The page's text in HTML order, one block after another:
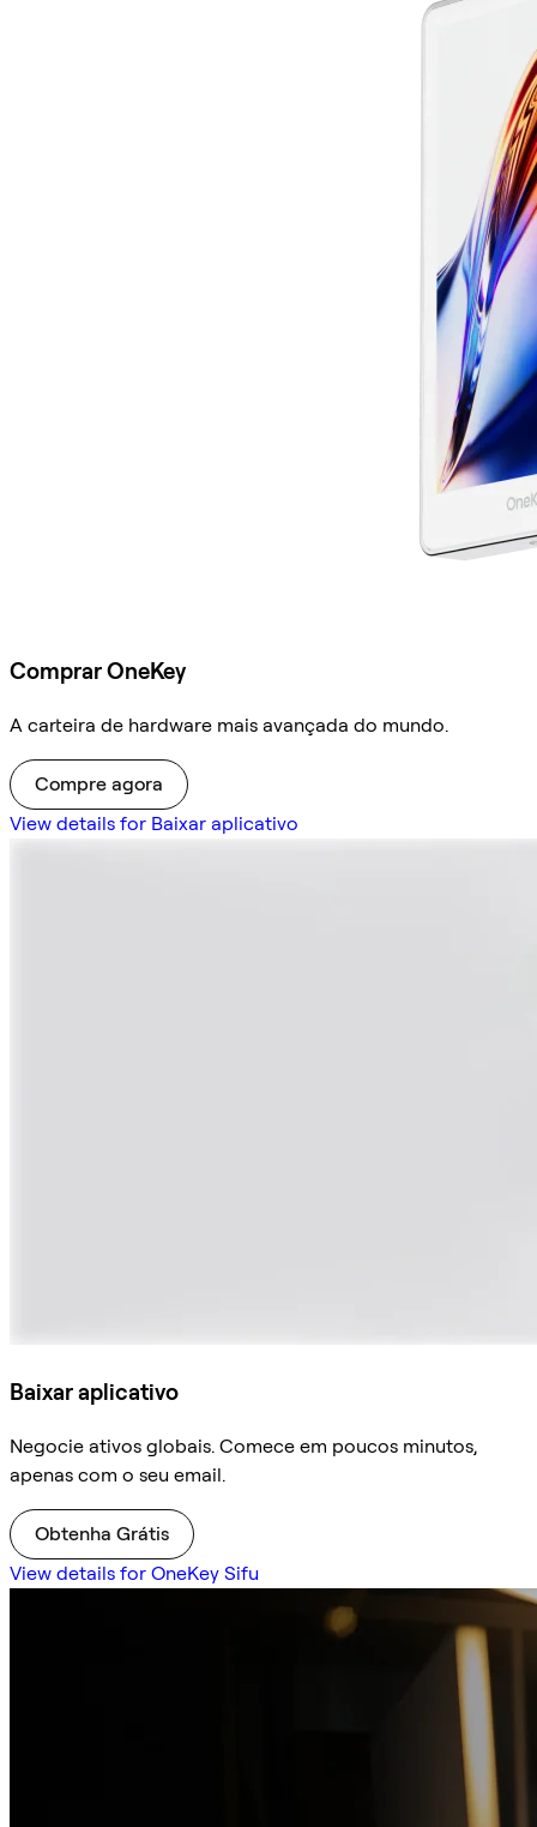
Comprar OneKey
A carteira de hardware mais avançada do mundo.
Compre agora
View details for Baixar aplicativo
Baixar aplicativo
Negocie ativos globais. Comece em poucos minutos,
apenas com o seu email.
Obtenha Grátis
View details for OneKey Sifu